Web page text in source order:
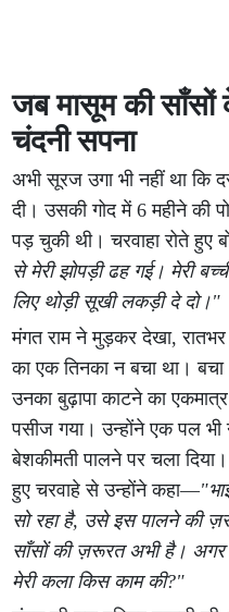
जब मासूम की
चंदनी सपना
अभी सूरज उगा भी नहीं था कि
दी। उसकी गोद में 6 महीने की
पड़ चुकी थी। चरवाहा रोते हुए
से मेरी झोपड़ी ढह गई। मेरी
लिए थोड़ी सूखी लकड़ी दे दो।"
मंगत राम ने मुड़कर देखा,
का एक तिनका न बचा था। बचा
उनका बुढ़ापा काटने का
पसीज गया। उन्होंने एक पल
बेशकीमती पालने पर चला
हुए चरवाहे से उन्होंने कहा—
सो रहा है, उसे इस पालने की
साँसों की ज़रूरत अभी है।
मेरी कला किस काम की?"